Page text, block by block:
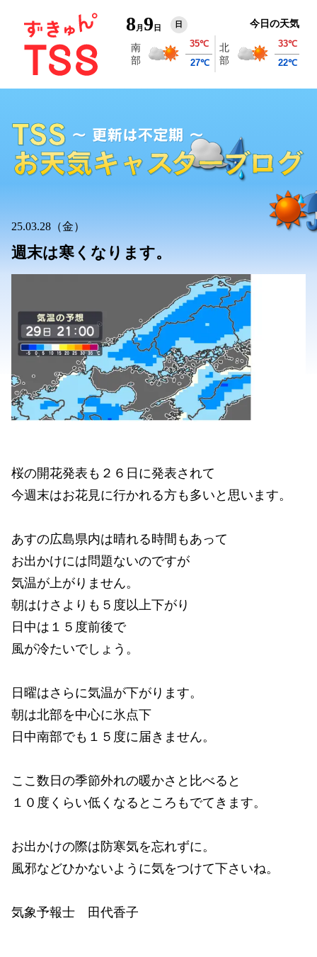
8 月9 日 日 今日の天気
25.03.28（金）
週末は寒くなります。
桜の開花発表も２６日に発表されて
今週末はお花見に行かれる方も多いと思います。
あすの広島県内は晴れる時間もあって
お出かけには問題ないのですが
気温が上がりません。
朝はけさよりも５度以上下がり
日中は１５度前後で
風が冷たいでしょう。
日曜はさらに気温が下がります。
朝は北部を中心に氷点下
日中南部でも１５度に届きません。
ここ数日の季節外れの暖かさと比べると
１０度くらい低くなるところもでてきます。
お出かけの際は防寒気を忘れずに。
風邪などひかないように気をつけて下さいね。
気象予報士 田代香子